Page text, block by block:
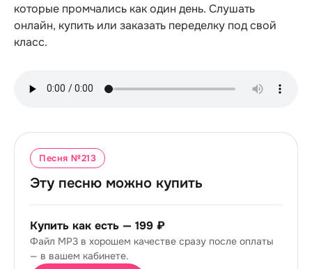
которые промчались как один день. Слушать
онлайн, купить или заказать переделку под свой
класс.
Песня №213
Эту песню можно купить
Купить как есть — 199 ₽
Файл MP3 в хорошем качестве сразу после оплаты
— в вашем кабинете.